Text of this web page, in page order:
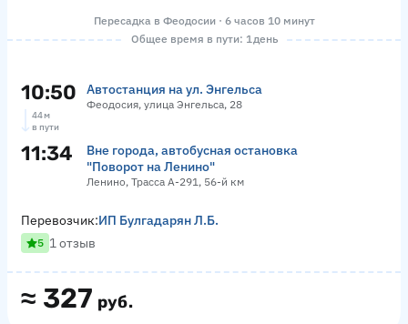
Пересадка в Феодосии · 6 часов 10 минут
Общее время в пути: 1 день
10:50 Автостанция на ул. Энгельса
Феодосия, улица Энгельса, 28
44 м
в пути
11:34
Вне города, автобусная остановка
"Поворот на Ленино"
Ленино, Трасса А-291, 56-й км
≈ 327 руб.
Перевозчик:ИП Булгадарян Л.Б.
5 1 отзыв